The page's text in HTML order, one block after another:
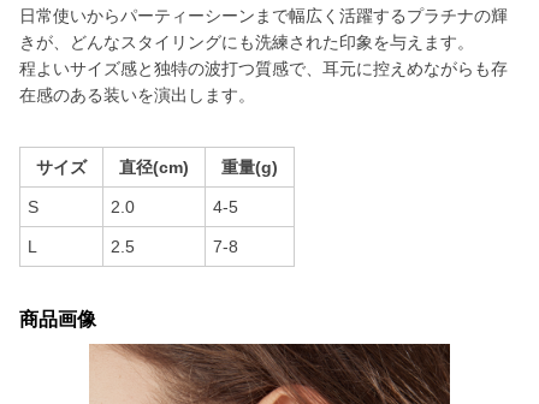
日常使いからパーティーシーンまで幅広く活躍するプラチナの輝
きが、どんなスタイリングにも洗練された印象を与えます。
程よいサイズ感と独特の波打つ質感で、耳元に控えめながらも存
在感のある装いを演出します。
サイズ 直径(cm) 重量(g)
S 2.0 4-5
L 2.5 7-8
商品画像